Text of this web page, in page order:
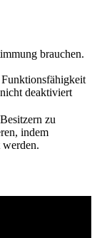
brauchen.
deaktiviert
zu
indem